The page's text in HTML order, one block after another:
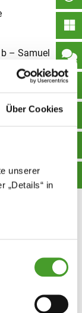
Über Cookies
unserer
„Details“ in
– Samuel
Hackl Gebriele
und